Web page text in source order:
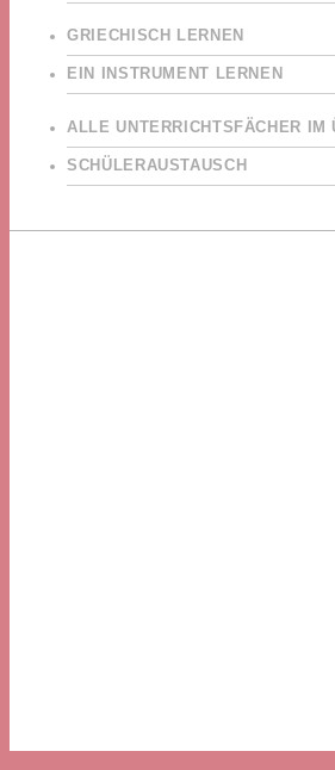
GRIECHISCH LERNEN
EIN INSTRUMENT LERNEN
ALLE UNTERRICHTSFÄCHER IM
SCHÜLERAUSTAUSCH